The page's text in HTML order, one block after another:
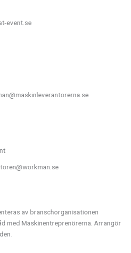
event.se
av branschorganisationen
med Maskinentreprenörerna. Arrangör